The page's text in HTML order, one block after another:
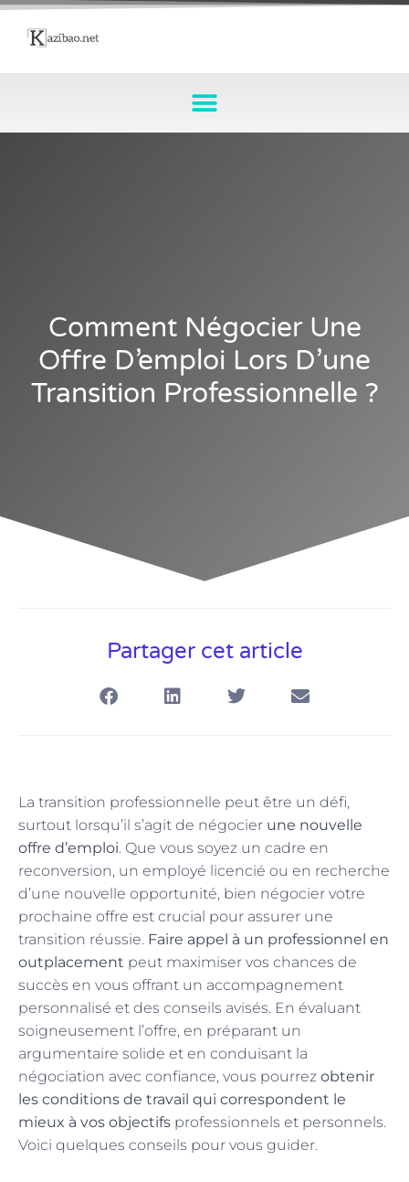
Comment Négocier Une
Offre D’emploi Lors D’une
Transition Professionnelle ?
Partager cet article
La transition professionnelle peut être un défi,
surtout lorsqu’il s’agit de négocier une nouvelle
offre d’emploi. Que vous soyez un cadre en
reconversion, un employé licencié ou en recherche
d’une nouvelle opportunité, bien négocier votre
prochaine offre est crucial pour assurer une
transition réussie. Faire appel à un professionnel en
outplacement peut maximiser vos chances de
succès en vous offrant un accompagnement
personnalisé et des conseils avisés. En évaluant
soigneusement l’offre, en préparant un
argumentaire solide et en conduisant la
négociation avec confiance, vous pourrez obtenir
les conditions de travail qui correspondent le
mieux à vos objectifs professionnels et personnels.
Voici quelques conseils pour vous guider.